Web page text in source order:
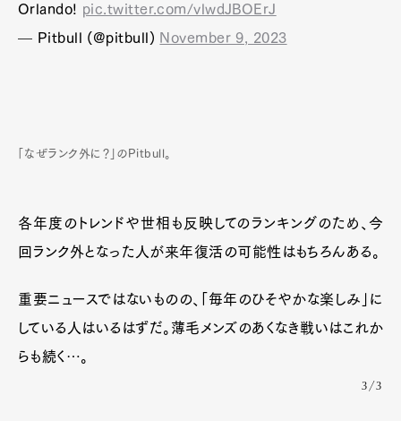
Orlando! pic.twitter.com/vlwdJBOErJ
— Pitbull (@pitbull) November 9, 2023
「なぜランク外に？」のPitbull。
各年度のトレンドや世相も反映してのランキングのため、今
回ランク外となった人が来年復活の可能性はもちろんある。
重要ニュースではないものの、「毎年のひそやかな楽しみ」に
している人はいるはずだ。薄毛メンズのあくなき戦いはこれか
らも続く…。
3/3